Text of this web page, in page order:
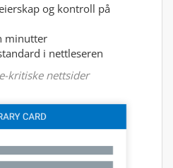
og kontroll på
minutter
i nettleseren
kritiske nettsider